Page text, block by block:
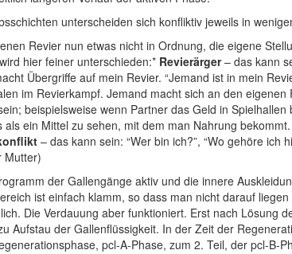
unterscheiden sich konfliktiv jeweils in
Revier nun etwas nicht in Ordnung, die eigene
hier feiner unterschieden:* Revierärger– das kann
Übergriffe auf mein Revier. “Jemand ist in mein
im Revierkampf. Jemand macht sich an den
beispielsweise wenn Partner das Geld in Spielhallen
als ein Mittel zu sehen, mit dem man Nahrung bekommt.
– das kann sein: “Wer bin ich?”, “Wo gehöre ich
Mutter)
der Gallengänge aktiv und die innere
ist einfach klamm, so dass man nicht darauf
Die Verdauung aber funktioniert. Erst nach Lösung
Aufstau der Gallenflüssigkeit. In der Zeit der
pcl-A-Phase, zum 2. Teil, der pcl-B-